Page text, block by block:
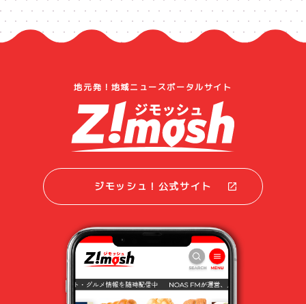
地元発！地域ニュースポータルサイト
ジモッシュ！公式サイト